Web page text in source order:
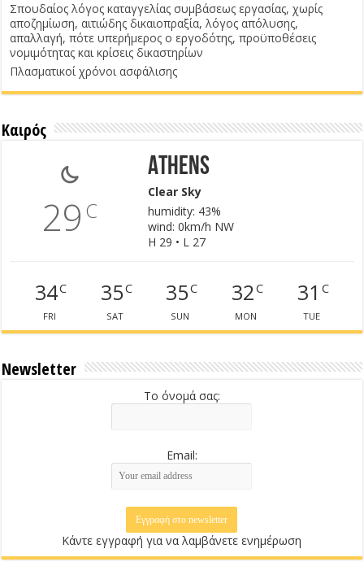
Σπουδαίος λόγος καταγγελίας συμβάσεως εργασίας, χωρίς
αποζημίωση, αιτιώδης δικαιοπραξία, λόγος απόλυσης,
απαλλαγή, πότε υπερήμερος ο εργοδότης, προϋποθέσεις
νομιμότητας και κρίσεις δικαστηρίων
Πλασματικοί χρόνοι ασφάλισης
Καιρός
29 C
Athens
Clear Sky
humidity: 43%
wind: 0km/h NW
H 29 • L 27
34C
FRI
35C
SAT
35C
SUN
32C
MON
31 C
TUE
Newsletter
Το όνομά σας:
Email:
Κάντε εγγραφή για να λαμβάνετε ενημέρωση